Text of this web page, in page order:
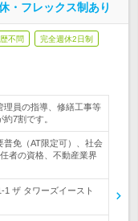
・フレックス制あり
不問 完全週休2日制
理員の指導、修繕工事等
7割です。
免（AT限定可）、社会
者の資格、不動産業界
1 ザ タワーズイースト